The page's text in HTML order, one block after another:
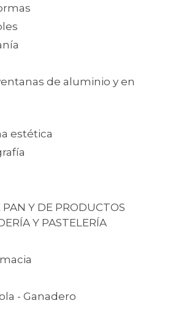
de aluminio y en
estética
Y DE PRODUCTOS
Y PASTELERÍA
- Ganadero